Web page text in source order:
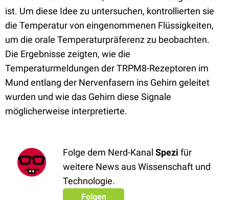
ist. Um diese Idee zu untersuchen, kontrollierten sie
die Temperatur von eingenommenen Flüssigkeiten,
um die orale Temperaturpräferenz zu beobachten.
Die Ergebnisse zeigten, wie die
Temperaturmeldungen der TRPM8-Rezeptoren im
Mund entlang der Nervenfasern ins Gehirn geleitet
wurden und wie das Gehirn diese Signale
möglicherweise interpretierte.
Folge dem Nerd-Kanal Spezi für
weitere News aus Wissenschaft und
Technologie.
Folgen